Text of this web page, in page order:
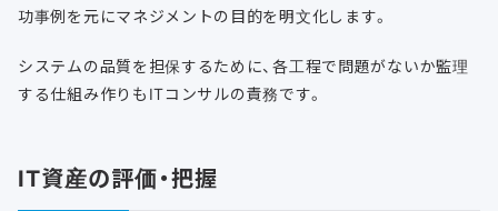
功事例を元にマネジメントの目的を明文化します。
システムの品質を担保するために、各工程で問題がないか監理
する仕組み作りもITコンサルの責務です。
IT資産の評価・把握